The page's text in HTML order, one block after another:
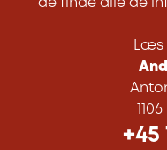
de finde alle de
Læs
+45